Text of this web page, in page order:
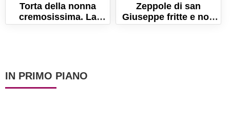
Torta della nonna
cremosissima. La
ricetta originale per
Zeppole di san
Giuseppe fritte e non
unte! (La ricetta
IN PRIMO PIANO